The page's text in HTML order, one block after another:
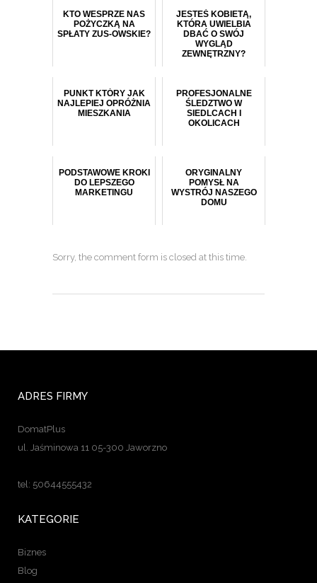
KTO WESPRZE NAS
POŻYCZKĄ NA
SPŁATY ZUS-OWSKIE?
JESTEŚ KOBIETĄ,
KTÓRA UWIELBIA
DBAĆ O SWÓJ
WYGLĄD
ZEWNĘTRZNY?
PUNKT KTÓRY JAK
NAJLEPIEJ OPRÓŻNIA
MIESZKANIA
PROFESJONALNE
ŚLEDZTWO W
SIEDLCACH I
OKOLICACH
PODSTAWOWE KROKI
DO LEPSZEGO
MARKETINGU
ORYGINALNY
POMYSŁ NA
WYSTRÓJ NASZEGO
DOMU
Sorry, the comment form is closed at this time.
ADRES FIRMY
DomatPlus
ul. Jaśminowa 11 05-300 Jaworzno
tel: 50644555432
KATEGORIE
Biznes
Blog